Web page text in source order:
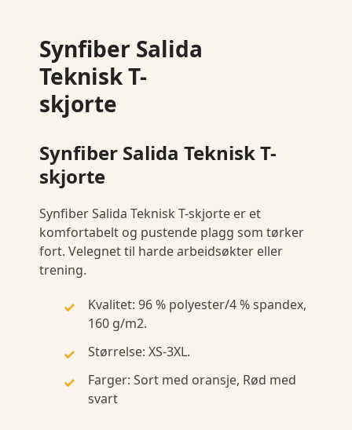
Synfiber Salida
Teknisk T-
skjorte
Synfiber Salida Teknisk T-
skjorte
Synfiber Salida Teknisk T-skjorte er et
komfortabelt og pustende plagg som tørker
fort. Velegnet til harde arbeidsøkter eller
trening.
Kvalitet: 96 % polyester/4 % spandex,
160 g/m2.
Størrelse: XS-3XL.
Farger: Sort med oransje, Rød med
svart